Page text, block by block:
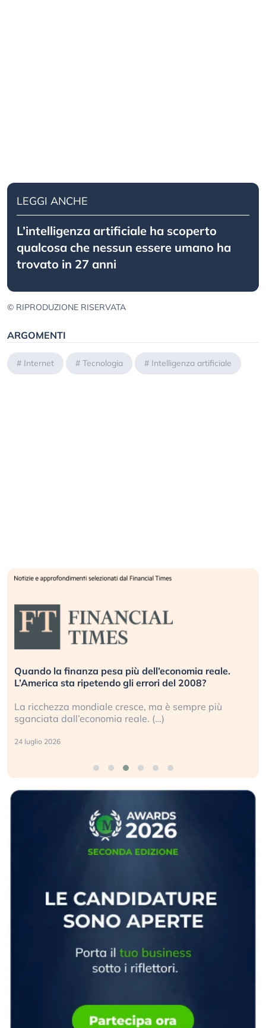
LEGGI ANCHE
L’intelligenza artificiale ha scoperto
qualcosa che nessun essere umano ha
trovato in 27 anni
© RIPRODUZIONE RISERVATA
ARGOMENTI
# Internet # Tecnologia # Intelligenza artificiale
Quando la finanza pesa più dell’economia reale.
L’America sta ripetendo gli errori del 2008?
La ricchezza mondiale cresce, ma è sempre più
sganciata dall’economia reale. (…)
24 luglio 2026